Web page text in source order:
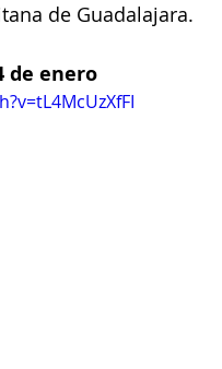
de Guadalajara.
de enero